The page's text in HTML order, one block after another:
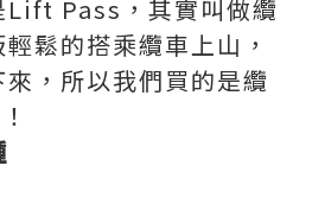
Lift Pass，其實叫做纜
鬆的搭乘纜車上山，
，所以我們買的是纜